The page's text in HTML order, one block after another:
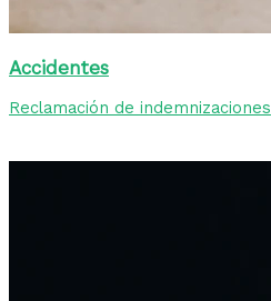
Accidentes
Reclamación de indemnizaciones